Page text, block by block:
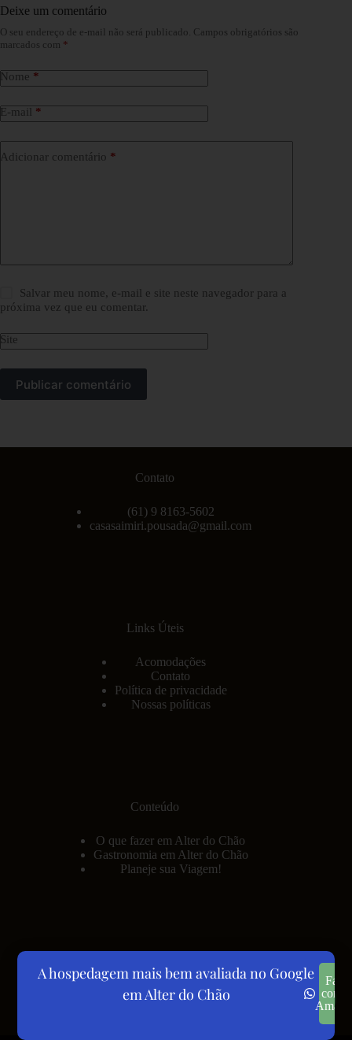
Deixe um comentário
O seu endereço de e-mail não será publicado. Campos obrigatórios são
marcados com *
Nome *
E-mail *
Adicionar comentário *
Salvar meu nome, e-mail e site neste navegador para a
próxima vez que eu comentar.
Site
Publicar comentário
Contato
(61) 9 8163-5602
casasaimiri.pousada@gmail.com
Links Úteis
Acomodações
Contato
Política de privacidade
Nossas políticas
Conteúdo
O que fazer em Alter do Chão
Gastronomia em Alter do Chão
Planeje sua Viagem!
Redes Sociais
A hospedagem mais bem avaliada no Google
em Alter do Chão
Fale
com a